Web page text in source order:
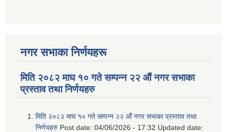
नगर सभाका निर्णयहरू
मिति २०८२ माघ १० गते सम्पन्न २२ औं नगर सभाका
प्रस्ताव तथा निर्णयहरु
मिति २०८२ माघ १० गते सम्पन्न २२ औं नगर सभाका प्रस्ताव तथा
निर्णयहरु Post date: 04/06/2026 - 17:32 Updated date: